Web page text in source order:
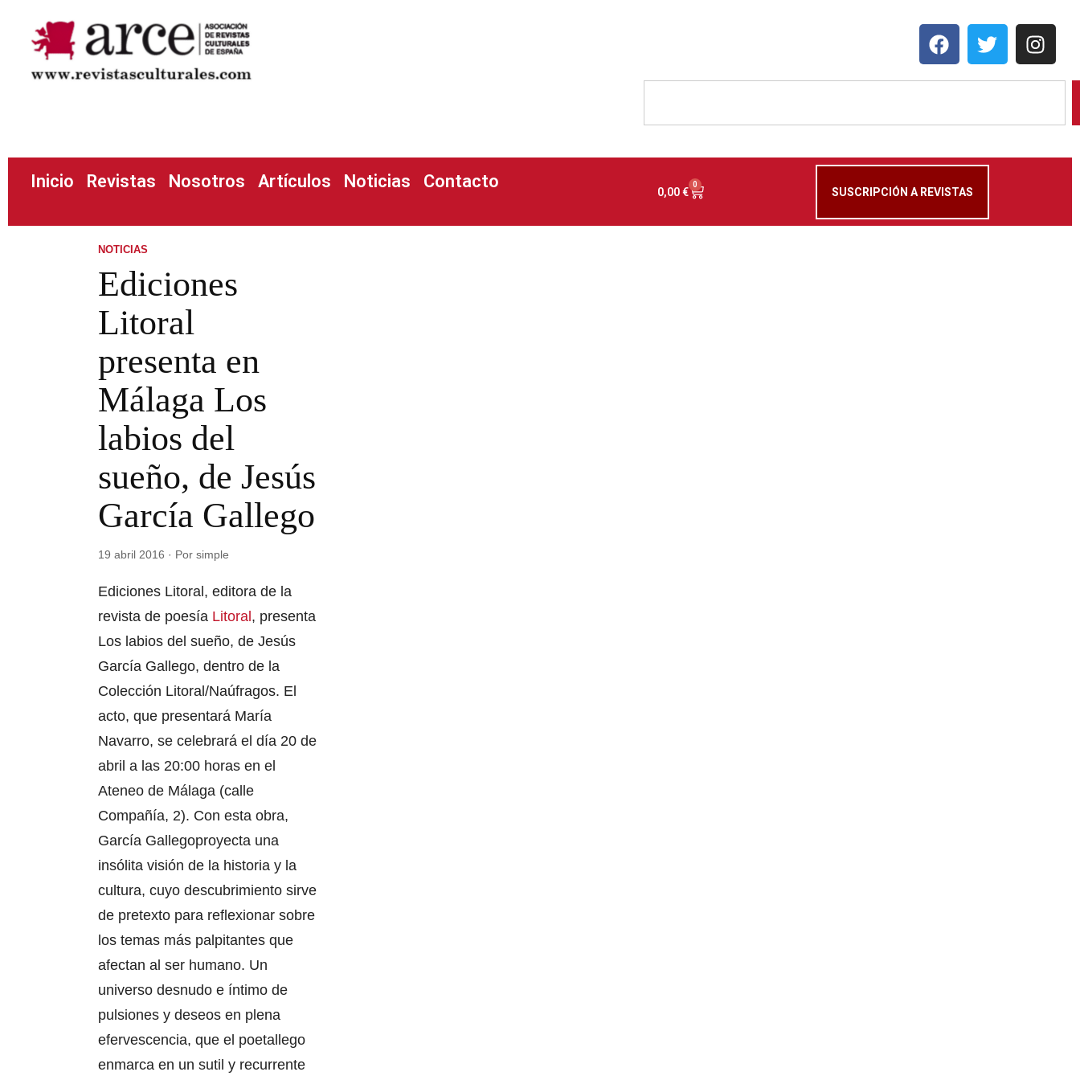
Inicio Revistas Nosotros Artículos Noticias Contacto
0,00€
0
SUSCRIPCIÓN A REVISTAS
NOTICIAS
Ediciones
Litoral
presenta en
Málaga Los
labios del
sueño, de Jesús
García Gallego
19 abril 2016 · Por simple
Ediciones Litoral, editora de la
revista de poesía Litoral , presenta
Los labios del sueño, de Jesús
García Gallego, dentro de la
Colección Litoral/Naúfragos. El
acto, que presentará María
Navarro, se celebrará el día 20 de
abril a las 20:00 horas en el
Ateneo de Málaga (calle
Compañía, 2). Con esta obra,
García Gallegoproyecta una
insólita visión de la historia y la
cultura, cuyo descubrimiento sirve
de pretexto para reflexionar sobre
los temas más palpitantes que
afectan al ser humano. Un
universo desnudo e íntimo de
pulsiones y deseos en plena
efervescencia, que el poetallego
enmarca en un sutil y recurrente